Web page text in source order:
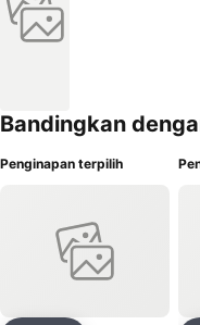
Bandingkan
Penginapan terpilih